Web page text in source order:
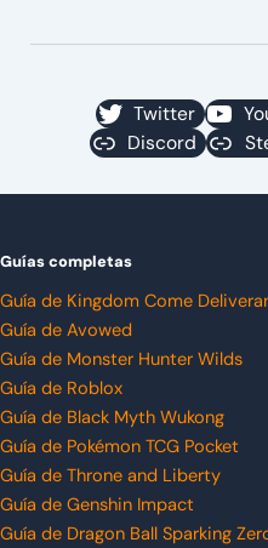
Twitter
Discord
Guías completas
Guía de Kingdom Come
Guía de Avowed
Guía de Monster Hunter Wilds
Guía de Roblox
Guía de Black Myth Wukong
Guía de Pokémon TCG Pocket
Guía de Throne and Liberty
Guía de Genshin Impact
Guía de Dragon Ball Sparking